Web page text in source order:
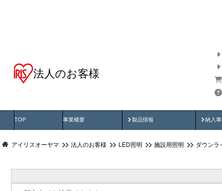
法人のお客様
TOP 事業概要 製品情報
製品動画 納入
納
アイリスオーヤマ 法人のお客様 LED照明 施設用照明 ダウンラ